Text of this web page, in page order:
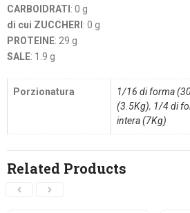
CARBOIDRATI : 0 g
di cui ZUCCHERI : 0 g
PROTEINE: 29 g
SALE: 1.9 g
Porzionatura 1/16 di forma
(3.5Kg), 1/4 di
intera (7Kg)
Related Products